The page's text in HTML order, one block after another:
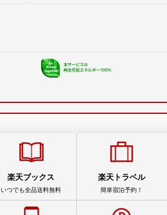
楽天ブックス
いつでも全品送料無料
楽天トラベル
簡単宿泊予約！